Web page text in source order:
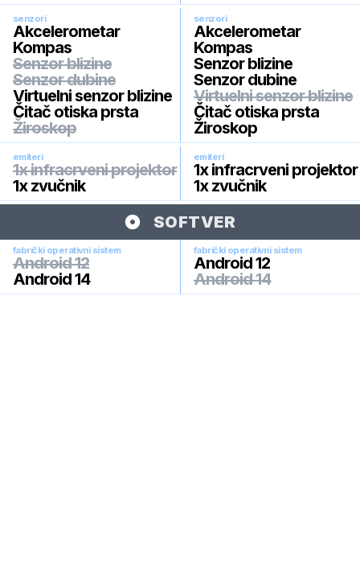
senzori
Akcelerometar
Kompas
Senzor blizine
Senzor dubine
Virtuelni senzor blizine
Čitač otiska prsta
Žiroskop
senzori
Akcelerometar
Kompas
Senzor blizine
Senzor dubine
Virtuelni senzor blizine
Čitač otiska prsta
Žiroskop
emiteri
1x infracrveni projektor
1x zvučnik
emiteri
1x infracrveni projektor
1x zvučnik
SOFTVER
fabrički operativni sistem
Android 12
Android 14
fabrički operativni sistem
Android 12
Android 14